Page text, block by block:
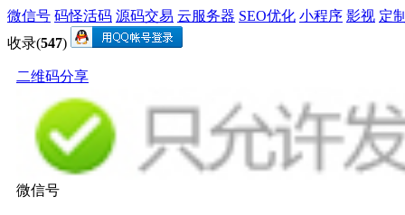
微信号 码怪活码 源码交易 云服务器 SEO优化 小程序 影视 定
收录(547)
二维码分享
微信号